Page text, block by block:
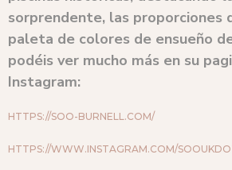
sorprendente, las proporciones
paleta de colores de ensueño
podéis ver mucho más en su
Instagram:
HTTPS://SOO-BURNELL.COM/
HTTPS://WWW.INSTAGRAM.COM/